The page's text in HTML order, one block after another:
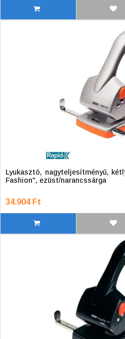
Lyukasztó, nagyteljesítményű,
Fashion", ezüst/narancssárga
34.904 Ft